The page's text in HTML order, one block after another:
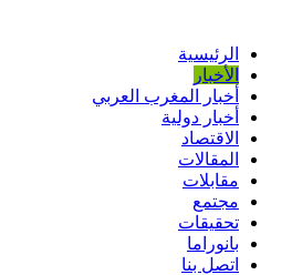
الرئيسية
الأخبار
أخبار المغرب العربي
أخبار دولية
الاقتصاد
المقالات
مقابلات
مجتمع
تحقيقات
بانوراما
اتصل بنا